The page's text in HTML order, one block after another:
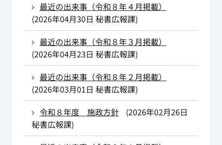
最近の出来事（令和８年４月掲載）
(2026年04月30日 秘書広報課)
最近の出来事（令和８年３月掲載）
(2026年04月23日 秘書広報課)
最近の出来事（令和８年２月掲載）
(2026年03月01日 秘書広報課)
令和８年度 施政方針
(2026年02月26日
秘書広報課)